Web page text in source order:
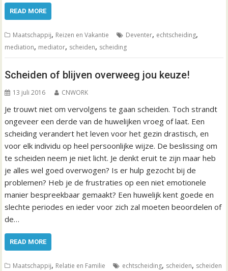
READ MORE
Maatschappij, Reizen en Vakantie Deventer, echtscheiding,
mediation, mediator, scheiden, scheiding
Scheiden of blijven overweeg jou keuze!
13 juli 2016 CNWORK
Je trouwt niet om vervolgens te gaan scheiden. Toch strandt
ongeveer een derde van de huwelijken vroeg of laat. Een
scheiding verandert het leven voor het gezin drastisch, en
voor elk individu op heel persoonlijke wijze. De beslissing om
te scheiden neem je niet licht. Je denkt eruit te zijn maar heb
je alles wel goed overwogen? Is er hulp gezocht bij de
problemen? Heb je de frustraties op een niet emotionele
manier bespreekbaar gemaakt? Een huwelijk kent goede en
slechte periodes en ieder voor zich zal moeten beoordelen of
de…
READ MORE
Maatschappij, Relatie en Familie echtscheiding, scheiden, scheiden